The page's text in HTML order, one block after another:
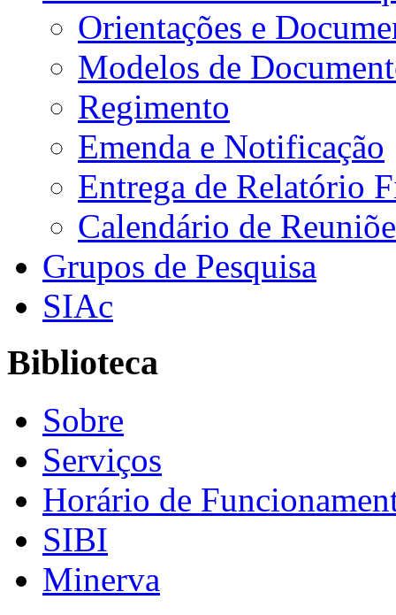
Orientações e
Modelos de
Regimento
Emenda e Notificação
Entrega de Relatório
Calendário de
Grupos de Pesquisa
SIAc
Biblioteca
Sobre
Serviços
Horário de
SIBI
Minerva